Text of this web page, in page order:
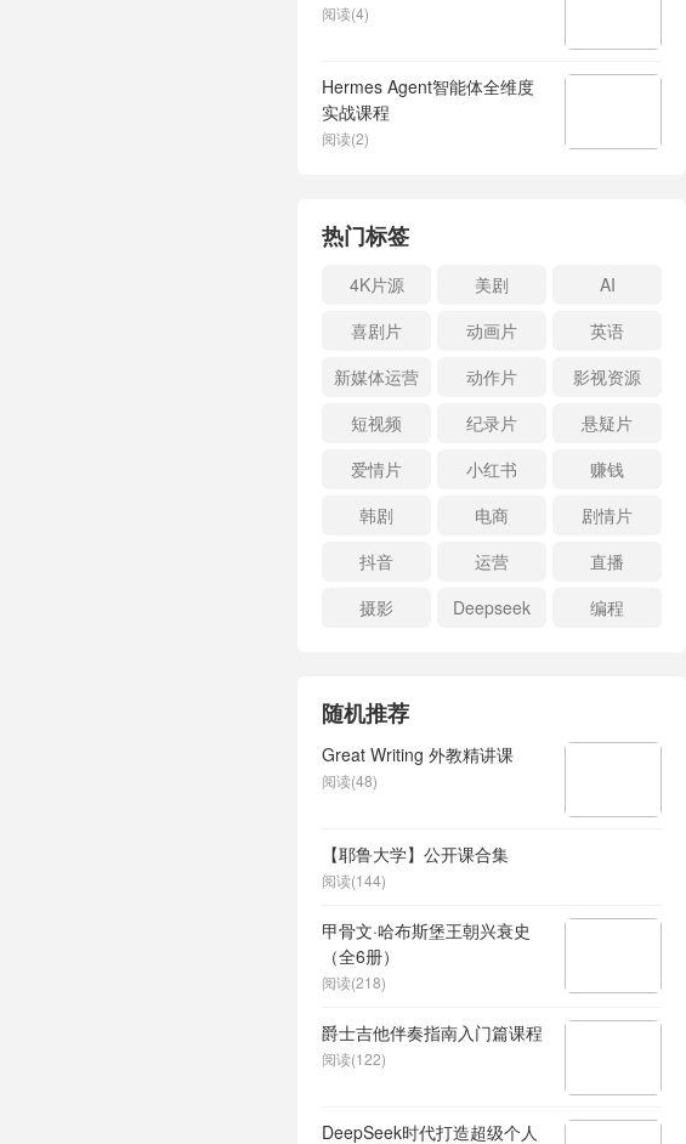
阅读(4)
Hermes Agent智能体全维度
实战课程
阅读(2)
热门标签
4K片源 美剧
AI
喜剧片
动画片
英语
新媒体运营
动作片
影视资源
短视频
纪录片
悬疑片
爱情片
小红书
赚钱
韩剧
电商
剧情片
抖音
运营
直播
摄影
Deepseek 编程
随机推荐
Great Writing 外教精讲课
阅读(48)
【耶鲁大学】公开课合集
阅读(144)
甲骨文·哈布斯堡王朝兴衰史
（全6册）
阅读(218)
爵士吉他伴奏指南入门篇课程
阅读(122)
DeepSeek时代打造超级个人